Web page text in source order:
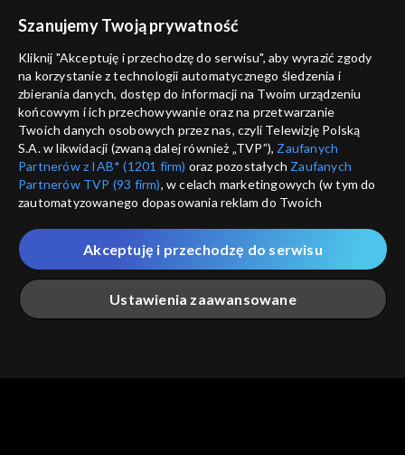
ANULUJ
informacje o dostawcy usług
Szanujemy Twoją prywatność
Kliknij "Akceptuję i przechodzę do serwisu", aby wyrazić zgody
na korzystanie z technologii automatycznego śledzenia i
zbierania danych, dostęp do informacji na Twoim urządzeniu
końcowym i ich przechowywanie oraz na przetwarzanie
Twoich danych osobowych przez nas, czyli Telewizję Polską
S.A. w likwidacji (zwaną dalej również „TVP”), Zaufanych
Partnerów z IAB* (1201 firm) oraz pozostałych Zaufanych
Partnerów TVP (93 firm), w celach marketingowych (w tym do
zautomatyzowanego dopasowania reklam do Twoich
które wskazujemy poniżej, a także zgody na udostępnianie
przez nas identyfikatora PPID do Google.
Twoje dane osobowe zbierane podczas odwiedzania przez
Ciebie naszych
poszczególnych serwisówzwanych dalej
„Portalem”, w tym informacje zapisywane za pomocą
Ustawienia zaawansowane
Akceptuję i przechodzę do serwisu